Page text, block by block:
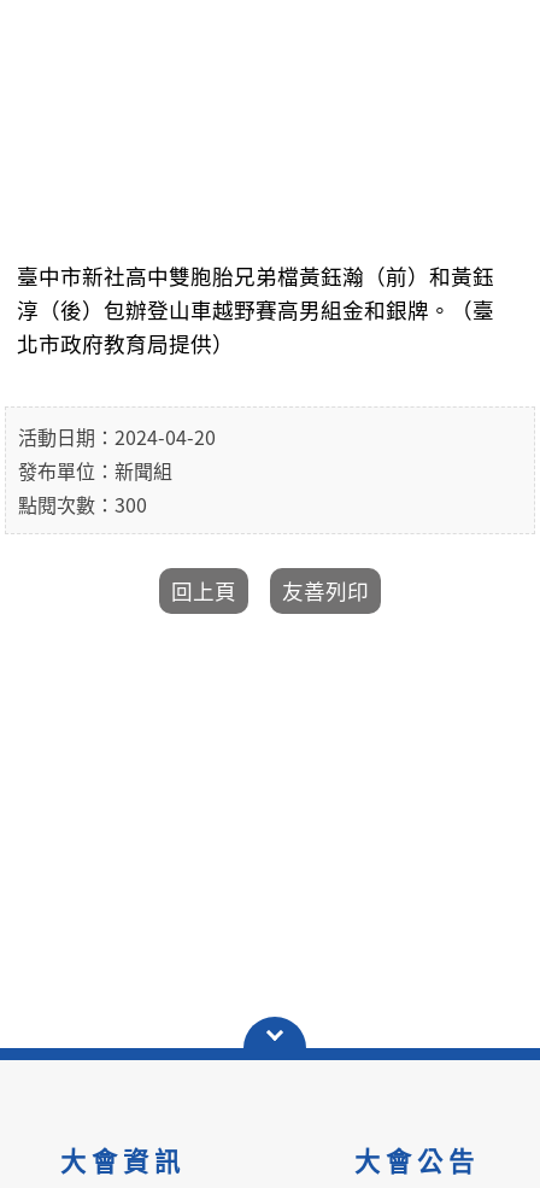
臺中市新社高中雙胞胎兄弟檔黃鈺瀚（前）和黃鈺
淳（後）包辦登山車越野賽高男組金和銀牌。（臺
北市政府教育局提供）
活動日期：2024-04-20
發布單位：新聞組
點閱次數：300
大會資訊 大會公告